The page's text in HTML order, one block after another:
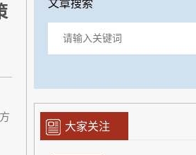
大家关注